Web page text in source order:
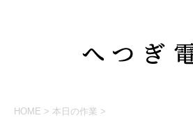
HOME > 本日の作業 >